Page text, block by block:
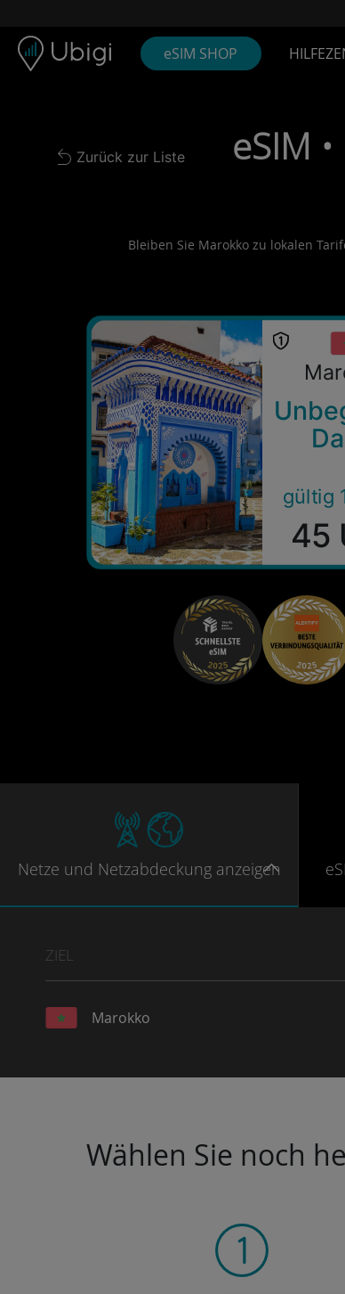
eSIM SHOP
Back to list
Zurück zur Liste
eSIM
Bleiben Sie Marokko zu lokalen
gültig
45
Netze und Netzabdeckung anzeigen
ZIEL
Marokko
Wählen Sie noch